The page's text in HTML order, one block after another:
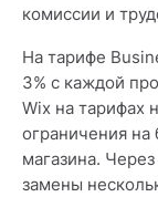
комиссии и
На тарифе
3% с каждой
Wix на тарифах
ограничения
магазина.
замены